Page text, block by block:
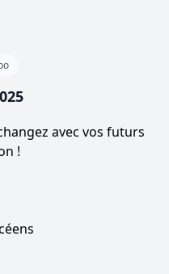
avec vos futurs
!